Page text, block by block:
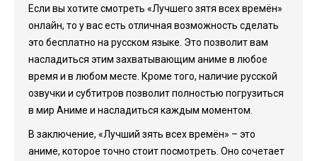
Если вы хотите смотреть «Лучшего зятя всех времён»
онлайн, то у вас есть отличная возможность сделать
это бесплатно на русском языке. Это позволит вам
насладиться этим захватывающим аниме в любое
время и в любом месте. Кроме того, наличие русской
озвучки и субтитров позволит полностью погрузиться
в мир Аниме и насладиться каждым моментом.
В заключение, «Лучший зять всех времён» – это
аниме, которое точно стоит посмотреть. Оно сочетает